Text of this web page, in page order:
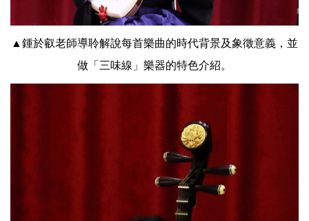
▲鍾於叡老師導聆解說每首樂曲的時代背景及象徵意義，並
做「三味線」樂器的特色介紹。